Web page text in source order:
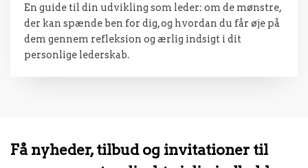
En guide til din udvikling som leder: om de mønstre,
der kan spænde ben for dig, og hvordan du får øje på
dem gennem refleksion og ærlig indsigt i dit
personlige lederskab.
Få nyheder, tilbud og invitationer til